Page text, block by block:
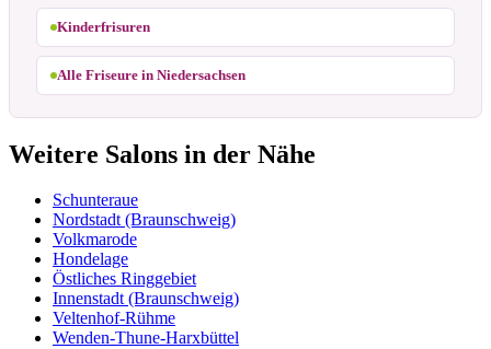
Kinderfrisuren
Alle Friseure in Niedersachsen
Weitere Salons in der Nähe
Schunteraue
Nordstadt (Braunschweig)
Volkmarode
Hondelage
Östliches Ringgebiet
Innenstadt (Braunschweig)
Veltenhof-Rühme
Wenden-Thune-Harxbüttel